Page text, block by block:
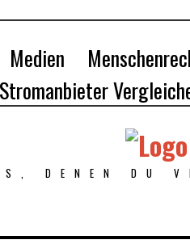
Medien
Stromanbieter
DENEN DU